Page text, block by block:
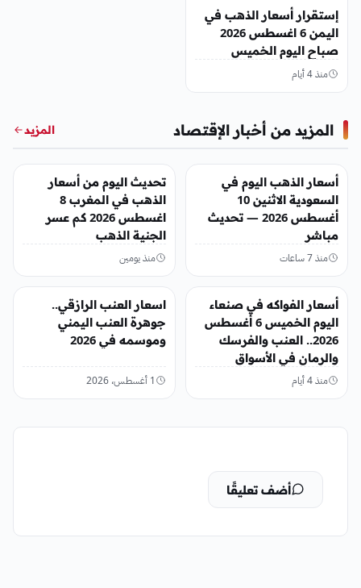
إستقرار أسعار الذهب في
اليمن 6 اغسطس 2026
صباح اليوم الخميس
منذ 4 أيام
المزيد من أخبار الإقتصاد المزيد
أخبار الإقتصاد
أسعار الذهب اليوم في
السعودية الاثنين 10
أغسطس 2026 — تحديث
مباشر
منذ 7 ساعات
أخبار الإقتصاد
تحديث اليوم من أسعار
الذهب في المغرب 8
اغسطس 2026 كم عسر
الجنية الذهب
منذ يومين
أخبار الإقتصاد
أسعار الفواكه في صنعاء
اليوم الخميس 6 أغسطس
2026.. العنب والفرسك
والرمان في الأسواق
منذ 4 أيام
اسعار العنب الرازقي..
جوهرة العنب اليمني
وموسمه في 2026
1 أغسطس، 2026
أضف تعليقًا